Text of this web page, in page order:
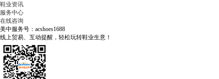
鞋业资讯
服务中心
在线咨询
美中服务号：acshoes1688
线上贸易、互动提醒，轻松玩转鞋业生意！